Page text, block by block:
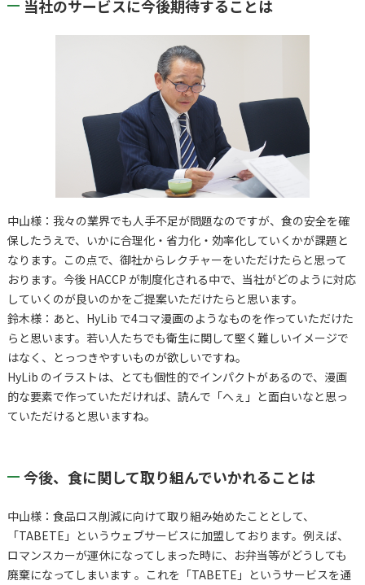
当社のサービスに今後期待することは
中山様：我々の業界でも人手不足が問題なのですが、食の安全を確
保したうえで、いかに合理化・省力化・効率化していくかが課題と
なります。この点で、御社からレクチャーをいただけたらと思って
おります。今後 HACCP が制度化される中で、当社がどのように対応
していくのが良いのかをご提案いただけたらと思います。
鈴木様：あと、HyLib で4コマ漫画のようなものを作っていただけた
らと思います。若い人たちでも衛生に関して堅く難しいイメージで
はなく、とっつきやすいものが欲しいですね。
HyLib のイラストは、とても個性的でインパクトがあるので、漫画
的な要素で作っていただければ、読んで「へぇ」と面白いなと思っ
ていただけると思いますね。
今後、食に関して取り組んでいかれることは
中山様：食品ロス削減に向けて取り組み始めたこととして、
「TABETE」というウェブサービスに加盟しております。例えば、
ロマンスカーが運休になってしまった時に、お弁当等がどうしても
廃棄になってしまいます 。これを「TABETE」というサービスを通